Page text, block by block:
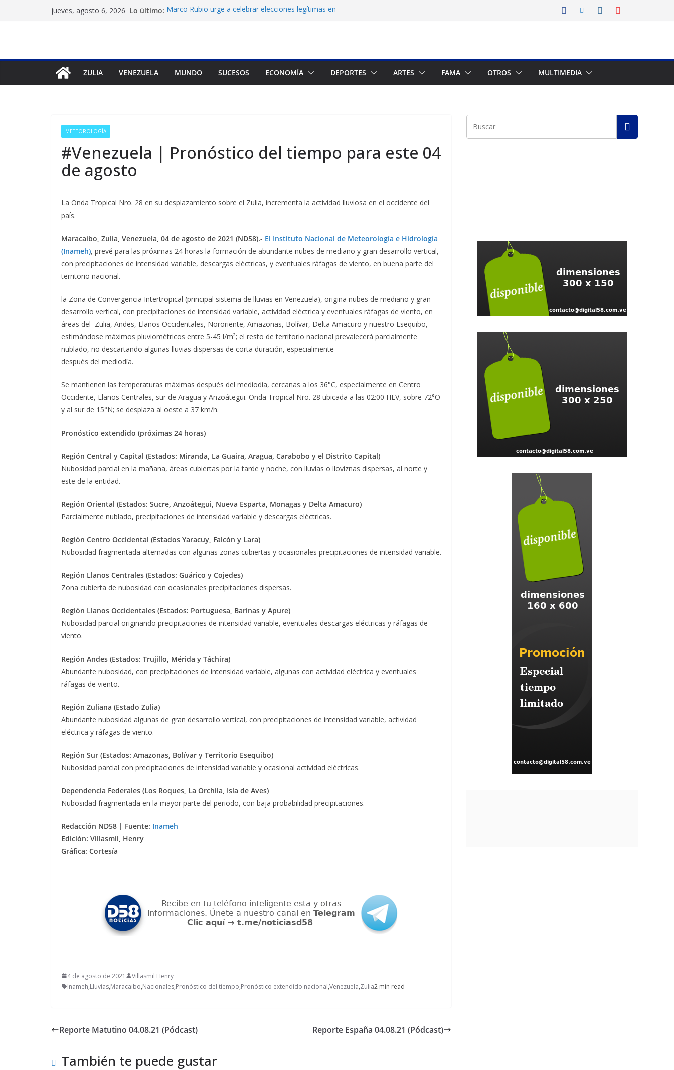
jueves, agosto 6, 2026 Lo último: Marco Rubio urge a celebrar elecciones legítimas en
Hallan el cuerpo del montañista Nirmal Purja tras avalancha
en Pakistán
ZULIA VENEZUELA MUNDO SUCESOS ECONOMÍA DEPORTES ARTES FAMA OTROS MULTIMEDIA
METEOROLOGÍA
#Venezuela | Pronóstico del tiempo para este 04
de agosto
La Onda Tropical Nro. 28 en su desplazamiento sobre el Zulia, incrementa la actividad lluviosa en el occidente del
país.
Maracaibo, Zulia, Venezuela, 04 de agosto de 2021 (ND58).- El Instituto Nacional de Meteorología e Hidrología
(Inameh), prevé para las próximas 24 horas la formación de abundante nubes de mediano y gran desarrollo vertical,
con precipitaciones de intensidad variable, descargas eléctricas, y eventuales ráfagas de viento, en buena parte del
territorio nacional.
la Zona de Convergencia Intertropical (principal sistema de lluvias en Venezuela), origina nubes de mediano y gran
desarrollo vertical, con precipitaciones de intensidad variable, actividad eléctrica y eventuales ráfagas de viento, en
áreas del Zulia, Andes, Llanos Occidentales, Nororiente, Amazonas, Bolívar, Delta Amacuro y nuestro Esequibo,
estimándose máximos pluviométricos entre 5-45 l/m²; el resto de territorio nacional prevalecerá parcialmente
nublado, no descartando algunas lluvias dispersas de corta duración, especialmente
después del mediodía.
Se mantienen las temperaturas máximas después del mediodía, cercanas a los 36°C, especialmente en Centro
Occidente, Llanos Centrales, sur de Aragua y Anzoátegui. Onda Tropical Nro. 28 ubicada a las 02:00 HLV, sobre 72°O
y al sur de 15°N; se desplaza al oeste a 37 km/h.
Pronóstico extendido (próximas 24 horas)
Región Central y Capital (Estados: Miranda, La Guaira, Aragua, Carabobo y el Distrito Capital)
Nubosidad parcial en la mañana, áreas cubiertas por la tarde y noche, con lluvias o lloviznas dispersas, al norte y
este de la entidad.
Región Oriental (Estados: Sucre, Anzoátegui, Nueva Esparta, Monagas y Delta Amacuro)
Parcialmente nublado, precipitaciones de intensidad variable y descargas eléctricas.
Región Centro Occidental (Estados Yaracuy, Falcón y Lara)
Nubosidad fragmentada alternadas con algunas zonas cubiertas y ocasionales precipitaciones de intensidad variable.
Región Llanos Centrales (Estados: Guárico y Cojedes)
Zona cubierta de nubosidad con ocasionales precipitaciones dispersas.
Región Llanos Occidentales (Estados: Portuguesa, Barinas y Apure)
Nubosidad parcial originando precipitaciones de intensidad variable, eventuales descargas eléctricas y ráfagas de
viento.
Región Andes (Estados: Trujillo, Mérida y Táchira)
Abundante nubosidad, con precipitaciones de intensidad variable, algunas con actividad eléctrica y eventuales
ráfagas de viento.
Región Zuliana (Estado Zulia)
Abundante nubosidad algunas de gran desarrollo vertical, con precipitaciones de intensidad variable, actividad
eléctrica y ráfagas de viento.
Región Sur (Estados: Amazonas, Bolívar y Territorio Esequibo)
Nubosidad parcial con precipitaciones de intensidad variable y ocasional actividad eléctricas.
Dependencia Federales (Los Roques, La Orchila, Isla de Aves)
Nubosidad fragmentada en la mayor parte del periodo, con baja probabilidad precipitaciones.
Redacción ND58 | Fuente: Inameh
Edición: Villasmil, Henry
Gráfica: Cortesía
4 de agosto de 2021
Villasmil Henry
Inameh,Lluvias,Maracaibo,Nacionales,Pronóstico del tiempo,Pronóstico extendido nacional,Venezuela,Zulia2 min read
Reporte Matutino 04.08.21 (Pódcast) Reporte España 04.08.21 (Pódcast)
También te puede gustar